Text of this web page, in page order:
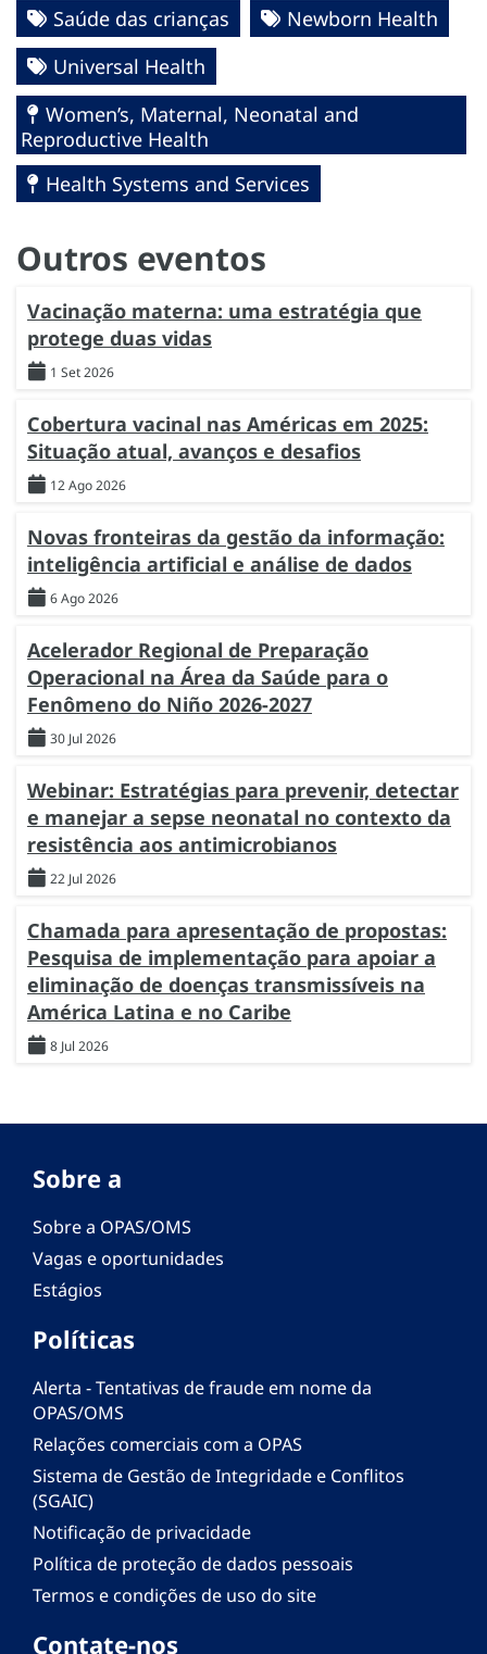
Saúde das crianças
Newborn Health
Universal Health
Women’s, Maternal, Neonatal and
Reproductive Health
Health Systems and Services
Outros eventos
Vacinação materna: uma estratégia que
protege duas vidas
1 Set 2026
Cobertura vacinal nas Américas em 2025:
Situação atual, avanços e desafios
12 Ago 2026
Novas fronteiras da gestão da informação:
inteligência artificial e análise de dados
6 Ago 2026
Acelerador Regional de Preparação
Operacional na Área da Saúde para o
Fenômeno do Niño 2026-2027
30 Jul 2026
Webinar: Estratégias para prevenir, detectar
e manejar a sepse neonatal no contexto da
resistência aos antimicrobianos
22 Jul 2026
Chamada para apresentação de propostas:
Pesquisa de implementação para apoiar a
eliminação de doenças transmissíveis na
América Latina e no Caribe
8 Jul 2026
Sobre a
Sobre a OPAS/OMS
Vagas e oportunidades
Estágios
Políticas
Alerta - Tentativas de fraude em nome da
OPAS/OMS
Relações comerciais com a OPAS
Sistema de Gestão de Integridade e Conflitos
(SGAIC)
Notificação de privacidade
Política de proteção de dados pessoais
Termos e condições de uso do site
Contate-nos